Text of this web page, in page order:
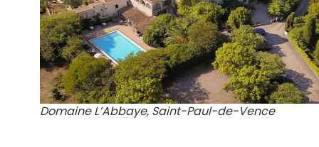
Domaine L’Abbaye, Saint-Paul-de-Vence